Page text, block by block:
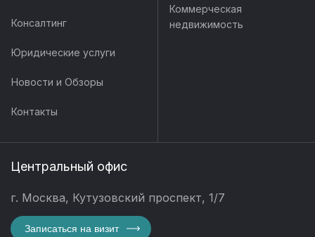
Консалтинг
Юридические услуги
Новости и Обзоры
Контакты
Коммерческая
недвижимость
Центральный офис
г. Москва, Кутузовский проспект, 1/7
Записаться на визит